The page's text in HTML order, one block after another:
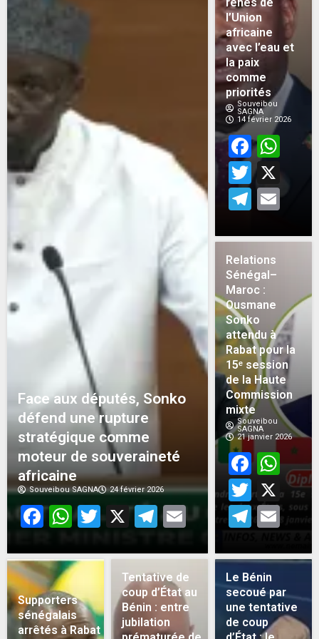
Face aux députés, Sonko
défend une rupture
stratégique comme
moteur de souveraineté
africaine
Souveibou SAGNA 24 février 2026
Facebook
WhatsApp
Twitter
X Telegram
Email
l’Union
africaine
avec l’eau et
la paix
comme
priorités
Souveibou
SAGNA
14 février 2026
X
Relations
Sénégal–
Maroc :
Ousmane
Sonko
attendu à
Rabat pour la
15ᵉ session
de la Haute
Commission
mixte
Souveibou
SAGNA
21 janvier 2026
X
Supporters
sénégalais
arrêtés à Rabat :
Tentative de
coup d’État au
Bénin : entre
jubilation
Le Bénin
secoué par
une tentative
de coup